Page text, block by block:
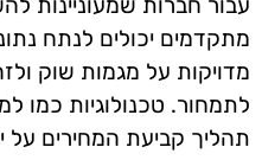
מתקדמים יכולים לנתח
מדויקות על מגמות שוק
לתמחור. טכנולוגיות כמו
תהליך קביעת המחירים על